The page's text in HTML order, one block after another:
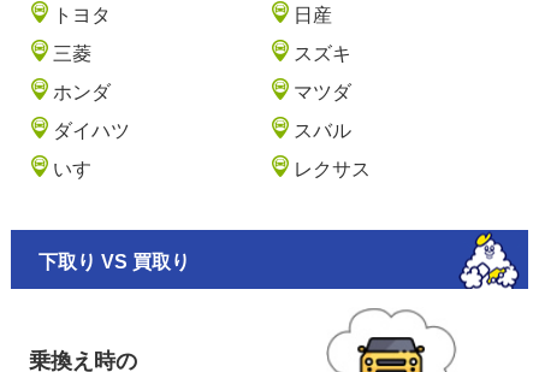
トヨタ
日産
三菱
スズキ
ホンダ
マツダ
ダイハツ
スバル
いすゞ
レクサス
下取り VS 買取り
乗換え時の